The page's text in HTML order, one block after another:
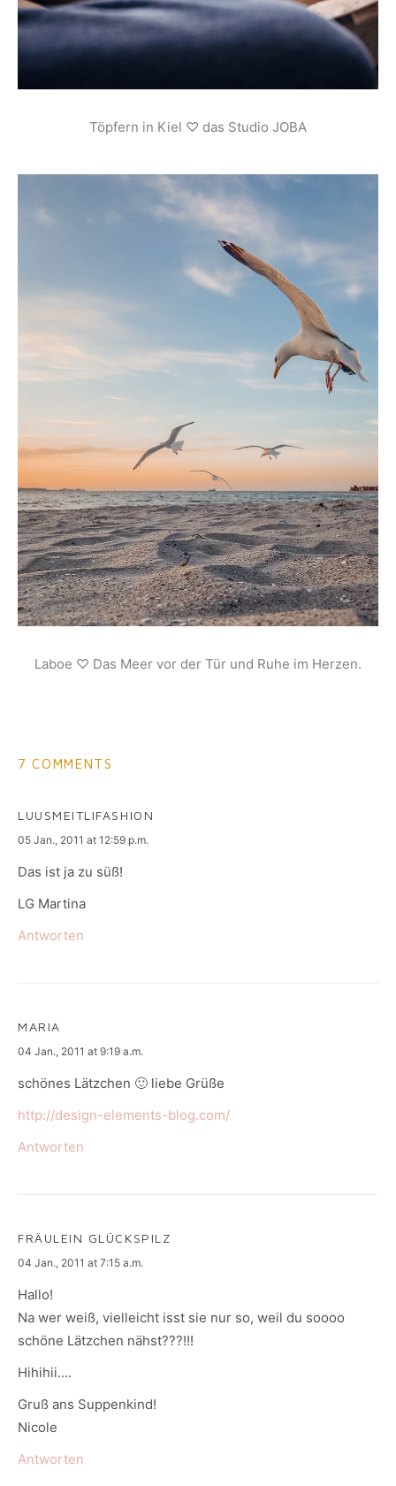
Töpfern in Kiel ♡ das Studio JOBA
Laboe ♡ Das Meer vor der Tür und Ruhe im Herzen.
7 COMMENTS
LUUSMEITLIFASHION
says:
05 Jan., 2011 at 12:59 p.m.
Das ist ja zu süß!
LG Martina
Antworten
MARIA
says:
04 Jan., 2011 at 9:19 a.m.
schönes Lätzchen 🙂 liebe Grüße
http://design-elements-blog.com/
Antworten
FRÄULEIN GLÜCKSPILZ
says:
04 Jan., 2011 at 7:15 a.m.
Hallo!
Na wer weiß, vielleicht isst sie nur so, weil du soooo
schöne Lätzchen nähst???!!!
Hihihii….
Gruß ans Suppenkind!
Nicole
Antworten